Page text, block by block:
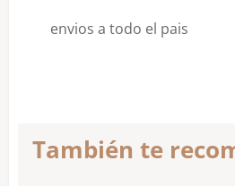
envios a todo el pais
También te